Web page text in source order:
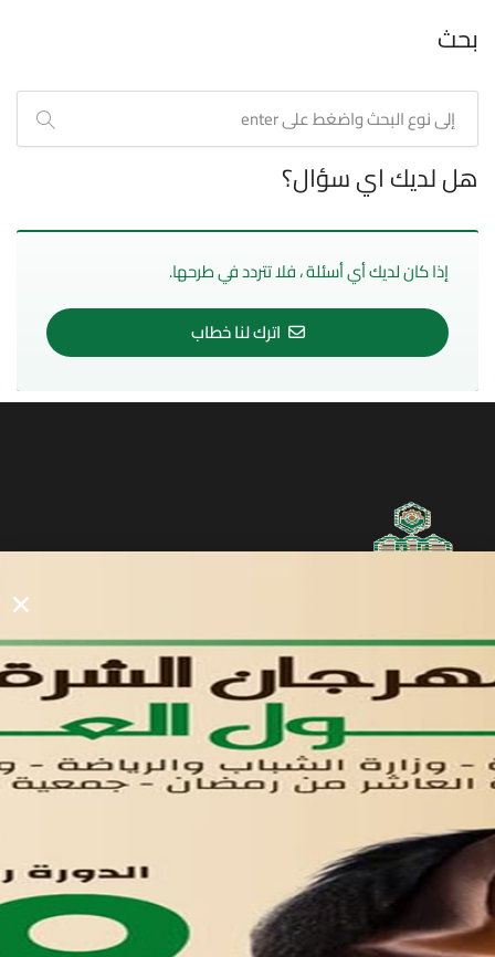
بحث
هل لديك اي سؤال؟
إذا كان لديك أي أسئلة ، فلا تتردد في طرحها.
اترك لنا خطاب
الأول
في مدينة العاشر من رمضان القوائم
لوحه التحكم
اتصل بنا
تواصل معنا
مدينة العاشر من رمضان
01221020029